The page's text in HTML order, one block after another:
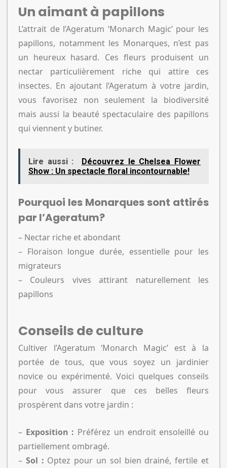
Un aimant à papillons
L’attrait de l’Ageratum ‘Monarch Magic’ pour les
papillons, notamment les Monarques, n’est pas
un heureux hasard. Ces fleurs produisent un
nectar particulièrement riche qui attire ces
insectes. En ajoutant l’Ageratum à votre jardin,
vous favorisez non seulement la biodiversité
mais aussi la beauté spectaculaire des papillons
qui viennent y butiner.
Lire aussi :
Découvrez le Chelsea Flower
Show : Un spectacle floral incontournable!
Pourquoi les Monarques sont attirés
par l’Ageratum?
– Nectar riche et abondant
– Floraison longue durée, essentielle pour les
migrateurs
– Couleurs vives attirant naturellement les
papillons
Conseils de culture
Cultiver l’Ageratum ‘Monarch Magic’ est à la
portée de tous, que vous soyez un jardinier
novice ou expérimenté. Voici quelques conseils
pour vous assurer que ces belles fleurs
prospèrent dans votre jardin :
– Exposition : Préférez un endroit ensoleillé ou
partiellement ombragé.
– Sol : Optez pour un sol bien drainé, fertile et